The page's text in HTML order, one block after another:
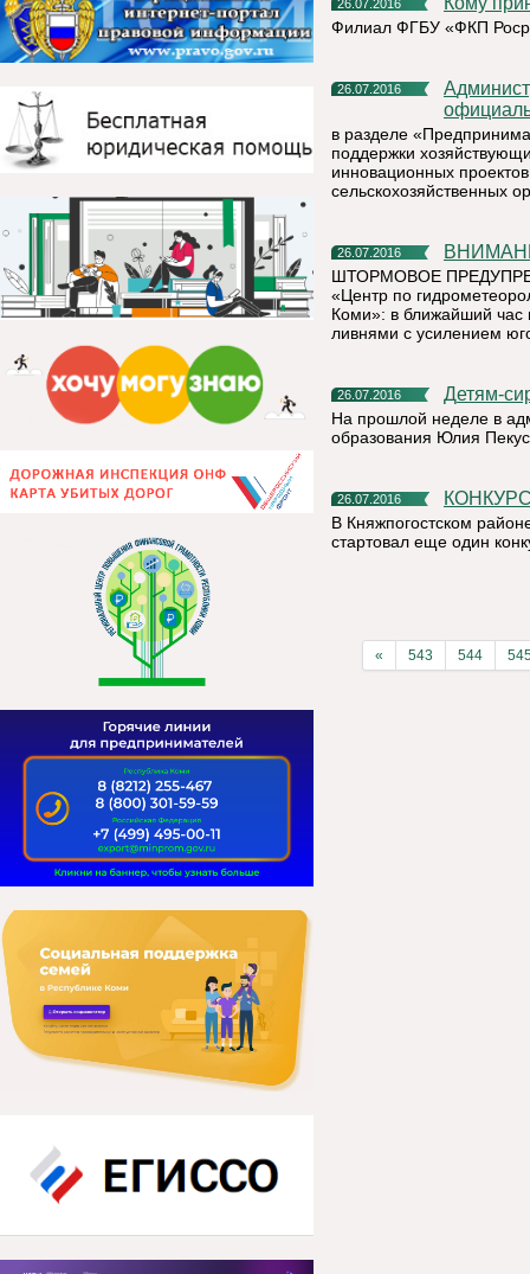
26.07.2016
Филиал ФГБУ «ФКП
26.07.2016
Администрация МР «Княжпогостский» сообщает, что на
в разделе
поддержки
инновационных
сельскохозяйственных
26.07.2016
ШТОРМОВОЕ
«Центр по
Коми»: в ближайший час
ливнями с усилением
26.07.2016 Детям-
На прошлой неделе в
образования Юлия
26.07.2016
В Княжпогостском
стартовал еще один
« 543 544